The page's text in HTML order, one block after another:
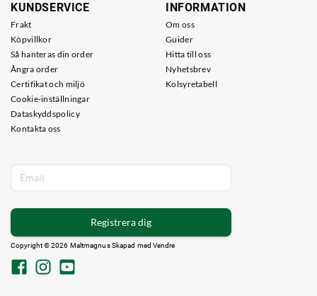
KUNDSERVICE
Frakt
Köpvillkor
Så hanteras din order
Ångra order
Certifikat och miljö
Cookie-inställningar
Dataskyddspolicy
Kontakta oss
INFORMATION
Om oss
Guider
Hitta till oss
Nyhetsbrev
Kolsyretabell
Registrera dig
Copyright © 2026 Maltmagnus Skapad med Vendre